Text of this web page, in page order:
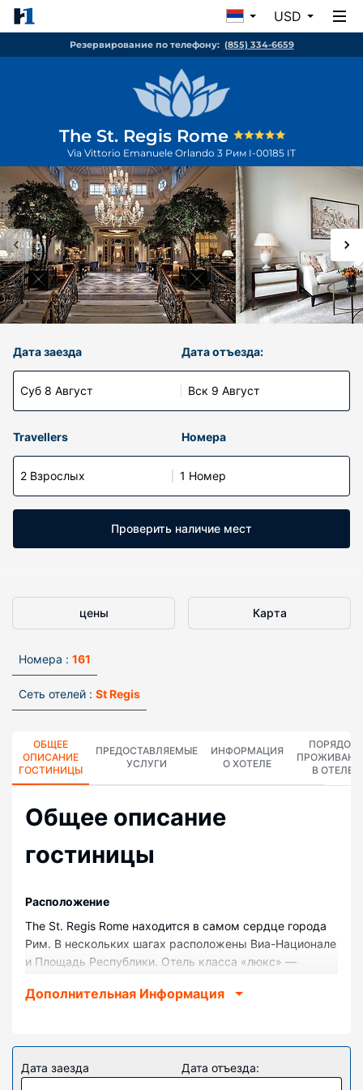
USD
Резервирование по телефону: (855) 334-6659
The St. Regis Rome
Via Vittorio Emanuele Orlando 3 Рим I-00185 IT
Дата заезда
Суб 8 Август
Дата отъезда:
Вск 9 Август
Travellers Номера
2 Взрослых 1 Номер
Проверить наличие мест
цены Карта
Номера : 161
Сеть отелей : St Regis
ОБЩЕЕ
ОПИСАНИЕ
ГОСТИНИЦЫ
ПРЕДОСТАВЛЯЕМЫЕ
УСЛУГИ
ИНФОРМАЦИЯ
О ХОТЕЛЕ
ПОРЯДОК
В ОТЕЛЕ
Общее описание
гостиницы
Pасположение
The St. Regis Rome находится в самом сердце города
Рим. В нескольких шагах расположены Виа-Национале
и Площадь Республики. Отель класса «люкс» —
лестница находится в 1,2 км, Виа Венето — в 0,6 км от
Почувствуйте себя как дома в одном из 161 номеров с
индивидуальным декорированием, которые оснащены
Дополнительная Информация
Дата заезда Дата отъезда: